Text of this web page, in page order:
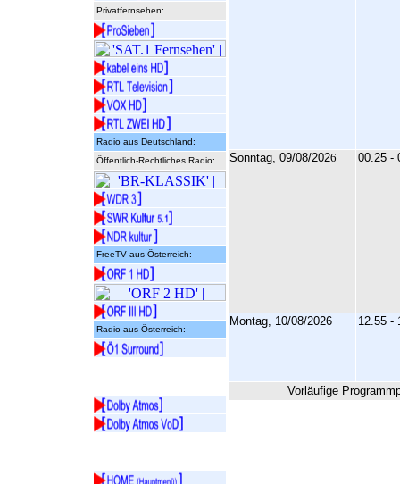
Privatfernsehen:
Radio aus Deutschland:
Öffentlich-Rechtliches Radio:
FreeTV aus Österreich:
Radio aus Österreich:
Sonntag, 09/08/2026 00.25 -
Montag, 10/08/2026 12.55 -
Vorläufige